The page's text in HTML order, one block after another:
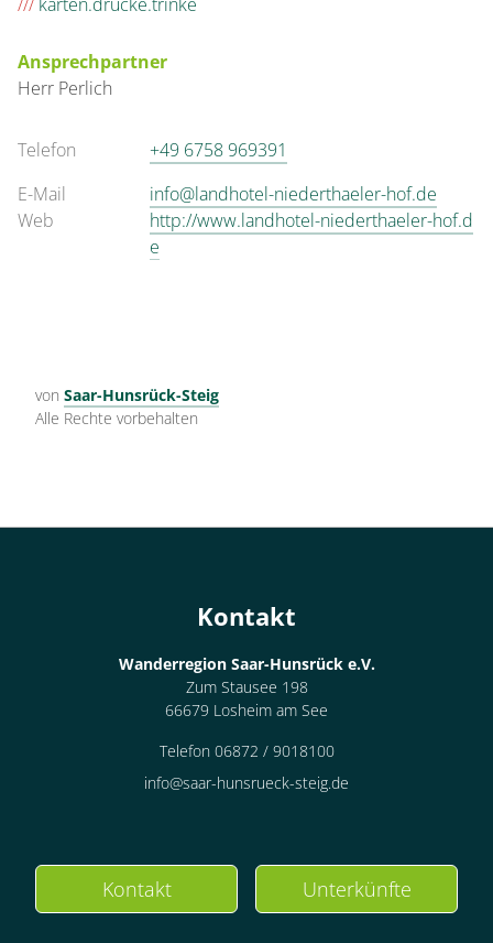
Ansprechpartner
Herr Perlich
Telefon
+49 6758 969391
E-Mail
info@landhotel-niederthaeler-hof.de
Web
http://www.landhotel-niederthaeler-hof.d
e
von Saar-Hunsrück-Steig
Alle Rechte vorbehalten
Kontakt
Wanderregion Saar-Hunsrück e.V.
Zum Stausee 198
66679 Losheim am See
Telefon 06872 / 9018100
info@saar-hunsrueck-steig.de
Kontakt Unterkünfte